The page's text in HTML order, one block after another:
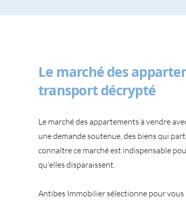
Le marché des
transport décrypté
Le marché des appartements à vendre
une demande soutenue, des biens qui
connaître ce marché est indispensable
qu'elles disparaissent.
Antibes Immobilier sélectionne pour